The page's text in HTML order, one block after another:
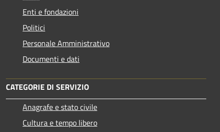
Enti e fondazioni
Politici
Personale Amministrativo
Documenti e dati
CATEGORIE DI SERVIZIO
Anagrafe e stato civile
Cultura e tempo libero